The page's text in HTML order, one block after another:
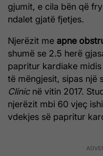
gjumit, e cila bën që
ndalet gjatë fjetjes.
Njerëzit me apne
shumë se 2.5 herë
papritur kardiake
të mëngjesit, sipas një
Clinicnë vitin 2017.
njerëzit mbi 60 vjeç
vdekjes së papritur